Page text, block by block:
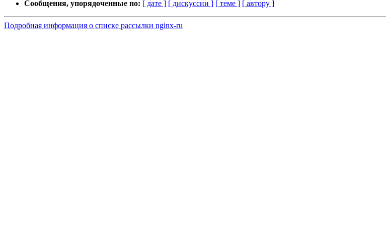
Сообщения, упорядоченные по: [ дате ] [ дискуссии ] [ теме ] [ автору ]
Подробная информация о списке рассылки nginx-ru